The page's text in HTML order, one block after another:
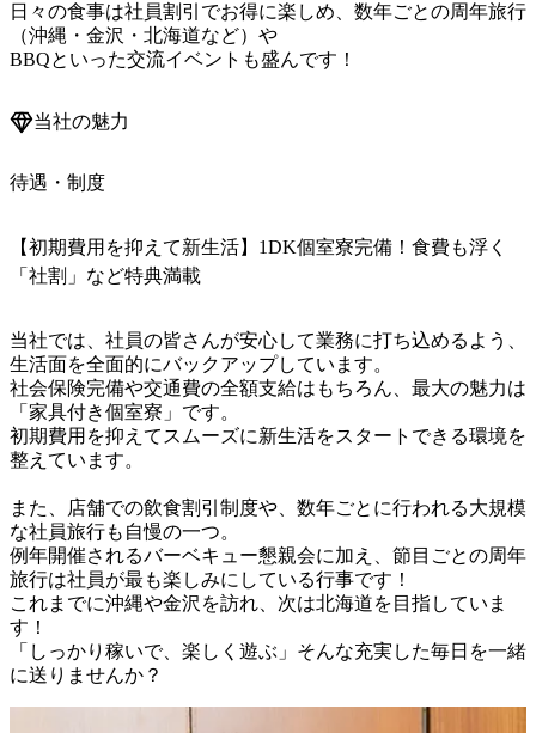
日々の食事は社員割引でお得に楽しめ、数年ごとの周年旅行
（沖縄・金沢・北海道など）や
BBQといった交流イベントも盛んです！
当社の魅力
待遇・制度
【初期費用を抑えて新生活】1DK個室寮完備！食費も浮く
「社割」など特典満載
当社では、社員の皆さんが安心して業務に打ち込めるよう、
生活面を全面的にバックアップしています。
社会保険完備や交通費の全額支給はもちろん、最大の魅力は
「家具付き個室寮」です。
初期費用を抑えてスムーズに新生活をスタートできる環境を
整えています。
また、店舗での飲食割引制度や、数年ごとに行われる大規模
な社員旅行も自慢の一つ。
例年開催されるバーベキュー懇親会に加え、節目ごとの周年
旅行は社員が最も楽しみにしている行事です！
これまでに沖縄や金沢を訪れ、次は北海道を目指していま
す！
「しっかり稼いで、楽しく遊ぶ」そんな充実した毎日を一緒
に送りませんか？